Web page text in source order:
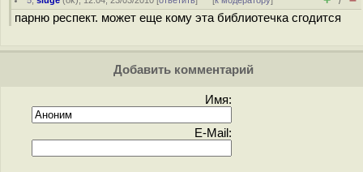
парню респект. может еще кому эта библиотечка сгодится
Добавить комментарий
Имя:
E-Mail: